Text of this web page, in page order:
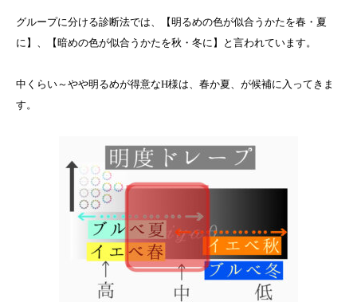
グループに分ける診断法では、【明るめの色が似合うかたを春・夏
に】、【暗めの色が似合うかたを秋・冬に】と言われています。
中くらい～やや明るめが得意なH様は、春か夏、が候補に入ってきま
す。